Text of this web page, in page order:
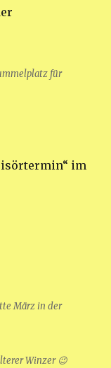
für
im
März in der
Winzer 😉